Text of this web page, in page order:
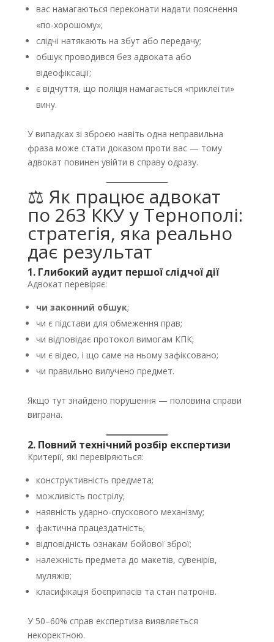
вас намагаються переконати надати пояснення
«по-хорошому»;
слідчі натякають на збут або передачу;
обшук проводився без адвоката або
відеофіксації;
є відчуття, що поліція намагається «приклеїти»
вину.
У випадках зі зброєю навіть одна неправильна
фраза може стати доказом проти вас — тому
адвокат повинен увійти в справу одразу.
⚖️ Як працює адвокат
по 263 ККУ у Тернополі:
стратегія, яка реально
дає результат
1. Глибокий аудит першої слідчої дії
Адвокат перевіряє:
чи законний обшук;
чи є підстави для обмеження прав;
чи відповідає протокол вимогам КПК;
чи є відео, і що саме на ньому зафіксовано;
чи правильно вилучено предмет.
Якщо тут знайдено порушення — половина справи
виграна.
2. Повний технічний розбір експертизи
Критерії, які перевіряються:
конструктивність предмета;
можливість пострілу;
наявність ударно-спускового механізму;
фактична працездатність;
відповідність ознакам бойової зброї;
належність предмета до макетів, сувенірів,
муляжів;
класифікація боєприпасів та стан патронів.
У 50–60% справ експертиза виявляється
некоректною.